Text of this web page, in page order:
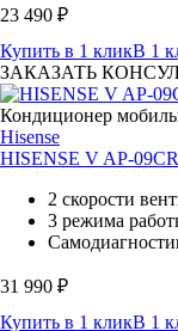
23 490 ₽
Купить в 1 кликВ 1
ЗАКАЗАТЬ
Кондиционер
Hisense
HISENSE V AP-
2 скорости
3 режима
31 990 ₽
Купить в 1 кликВ 1